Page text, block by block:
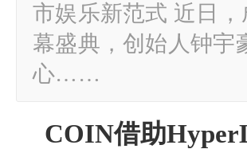
市娱乐新范式 近日
幕盛典，创始人钟宇
心……
COIN借助